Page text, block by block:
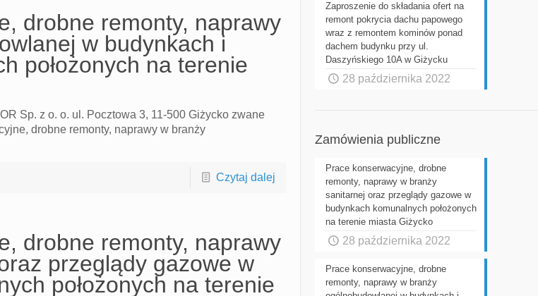
drobne remonty, naprawy
w budynkach i
położonych na terenie
Sp. z o. o. ul. Pocztowa 3, 11-500 Giżycko zwane
drobne remonty, naprawy w branży
Czytaj dalej
drobne remonty, naprawy
przeglądy gazowe w
położonych na terenie
Zaproszenie do składania ofert na
remont pokrycia dachu papowego
wraz z remontem kominów ponad
dachem budynku przy ul.
Daszyńskiego 10A w Giżycku
28 października 2022
Zamówienia publiczne
Prace konserwacyjne, drobne
remonty, naprawy w branży
sanitarnej oraz przeglądy gazowe w
budynkach komunalnych położonych
na terenie miasta Giżycko
28 października 2022
Prace konserwacyjne, drobne
remonty, naprawy w branży